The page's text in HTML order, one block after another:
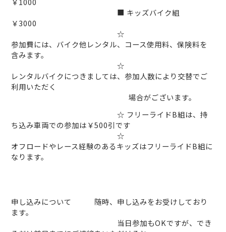
■ キッズバイク組
￥3000
☆
参加費には、バイク他レンタル、コース使用料、保険料を
含みます。
☆
レンタルバイクにつきましては、参加人数により交替でご
利用いただく
場合がございます。
☆ フリーライドB組は、持
ち込み車両での参加は￥500引です
☆
オフロードやレース経験のあるキッズはフリーライドB組に
なります。
申し込みについて 随時、申し込みをお受けしており
ます。
当日参加もOKですが、でき